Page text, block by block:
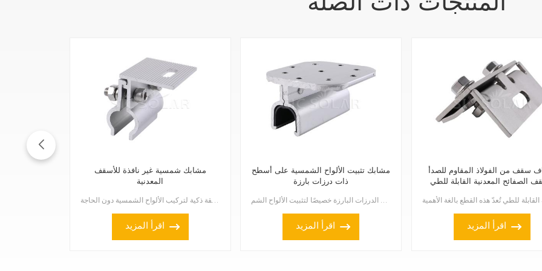
مشابك شمسية غير نافذة للأسقف
المعدنية
مشابك شمسية غير نافذة للأسقف المعدنية تُعدّ هذه المشابك طريقة ذكية لتركيب الألواح الشمسية دون الحاجة...
اقرأ المزيد
مشابك تثبيت الألواح الشمسية على أسطح
ذات درزات بارزة
صُممت مشابك تثبيت الألواح الشمسية على الأسطح المعدنية ذات الدرزات البارزة خصيصًا لتثبيت الألواح الشم...
اقرأ المزيد
سقف من الفولاذ المقاوم للصدأ
الصفائح المعدنية القابلة للطي
اقرأ المزيد